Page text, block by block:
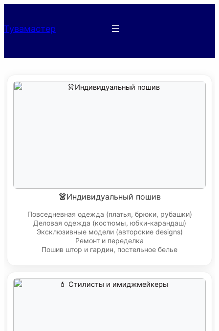
Тувамастер
👗Индивидуальный пошив
Повседневная одежда (платья, брюки, рубашки)
Деловая одежда (костюмы, юбки-карандаш)
Эксклюзивные модели (авторские designs)
Ремонт и переделка
Пошив штор и гардин, постельное белье